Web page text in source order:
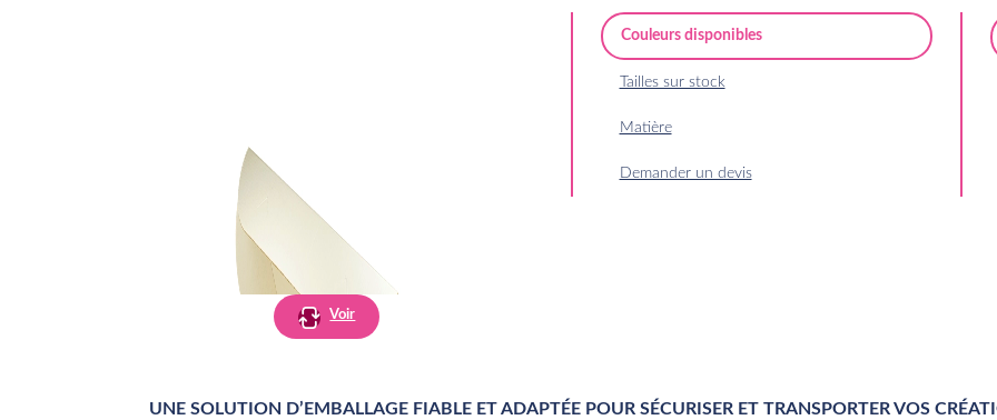
Voir
Couleurs disponibles
Tailles sur stock
Matière
Demander un devis
UNE SOLUTION D’EMBALLAGE FIABLE ET ADAPTÉE POUR SÉCURISER ET TRANSPORTER VOS